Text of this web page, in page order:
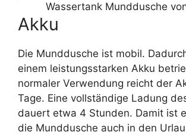
Wassertank Munddusche
Akku
Die Munddusche ist mobil.
einem leistungsstarken Akku
normaler Verwendung reicht der
Tage. Eine vollständige Ladung
dauert etwa 4 Stunden. Damit ist
die Munddusche auch in den